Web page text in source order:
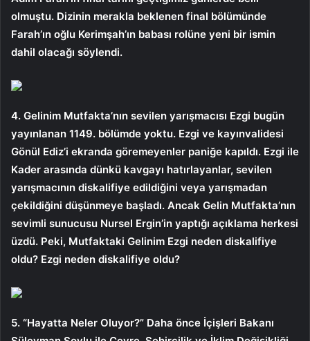
olmuştu. Dizinin merakla beklenen final bölümünde
Farah’ın oğlu Kerimşah’ın babası rolüne yeni bir ismin
dahil olacağı söylendi.
4. Gelinim Mutfakta’nın sevilen yarışmacısı Ezgi bugün
yayınlanan 1149. bölümde yoktu. Ezgi ve kayınvalidesi
Gönül Ediz’i ekranda göremeyenler paniğe kapıldı. Ezgi ile
Kader arasında dünkü kavgayı hatırlayanlar, sevilen
yarışmacının diskalifiye edildiğini veya yarışmadan
çekildiğini düşünmeye başladı. Ancak Gelin Mutfakta’nın
sevimli sunucusu Nursel Ergin’in yaptığı açıklama herkesi
üzdü. Peki, Mutfaktaki Gelinim Ezgi neden diskalifiye
oldu? Ezgi neden diskalifiye oldu?
5. “Hayatta Neler Oluyor?” Daha önce İçişleri Bakanı